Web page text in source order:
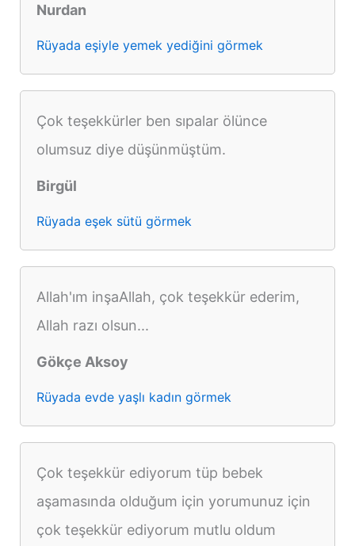
Nurdan
Rüyada eşiyle yemek yediğini görmek
Çok teşekkürler ben sıpalar ölünce
olumsuz diye düşünmüştüm.
Birgül
Rüyada eşek sütü görmek
Allah'ım inşaAllah, çok teşekkür ederim,
Allah razı olsun...
Gökçe Aksoy
Rüyada evde yaşlı kadın görmek
Çok teşekkür ediyorum tüp bebek
aşamasında olduğum için yorumunuz için
çok teşekkür ediyorum mutlu oldum